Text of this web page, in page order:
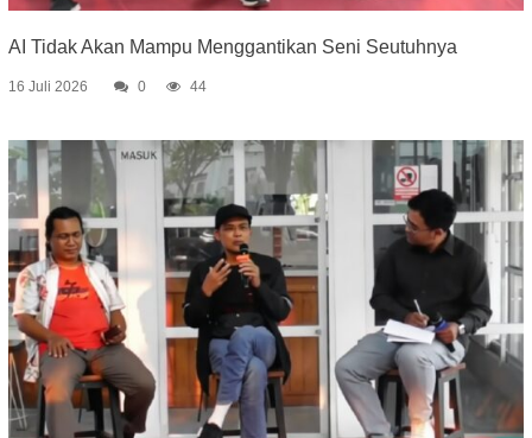
AI Tidak Akan Mampu Menggantikan Seni Seutuhnya
16 Juli 2026 0 44